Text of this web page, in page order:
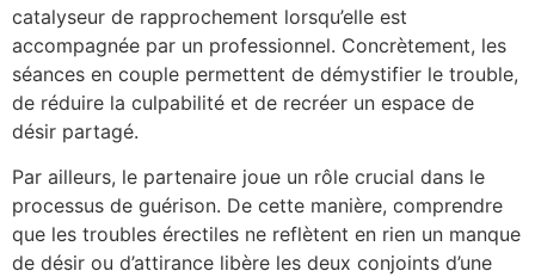
catalyseur de rapprochement lorsqu’elle est
accompagnée par un professionnel. Concrètement, les
séances en couple permettent de démystifier le trouble,
de réduire la culpabilité et de recréer un espace de
désir partagé.
Par ailleurs, le partenaire joue un rôle crucial dans le
processus de guérison. De cette manière, comprendre
que les troubles érectiles ne reflètent en rien un manque
de désir ou d’attirance libère les deux conjoints d’une